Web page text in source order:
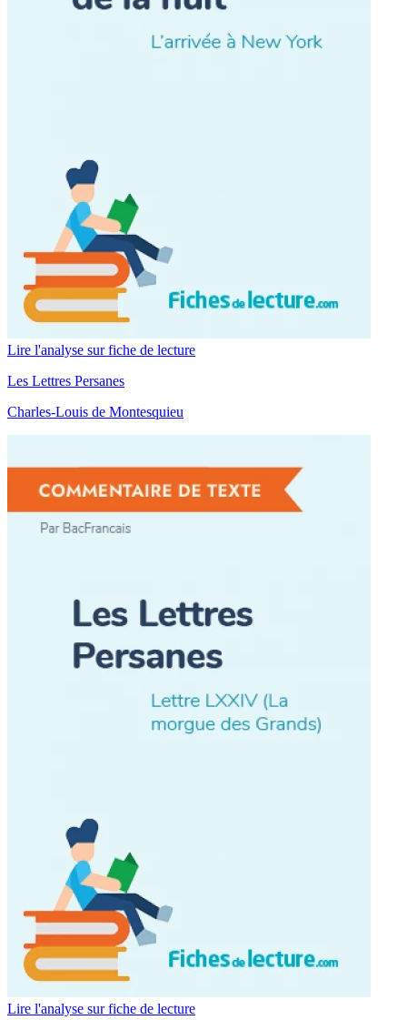
Lire l'analyse sur fiche de lecture
Les Lettres Persanes
Charles-Louis de Montesquieu
Lire l'analyse sur fiche de lecture